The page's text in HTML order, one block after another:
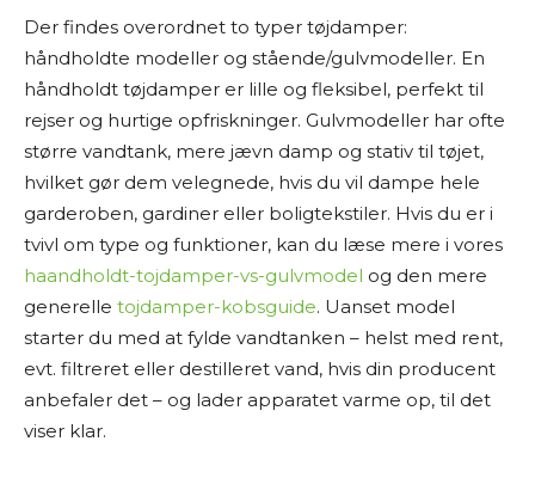
Der findes overordnet to typer tøjdamper:
håndholdte modeller og stående/gulvmodeller. En
håndholdt tøjdamper er lille og fleksibel, perfekt til
rejser og hurtige opfriskninger. Gulvmodeller har ofte
større vandtank, mere jævn damp og stativ til tøjet,
hvilket gør dem velegnede, hvis du vil dampe hele
garderoben, gardiner eller boligtekstiler. Hvis du er i
tvivl om type og funktioner, kan du læse mere i vores
haandholdt-tojdamper-vs-gulvmodel og den mere
generelle tojdamper-kobsguide. Uanset model
starter du med at fylde vandtanken – helst med rent,
evt. filtreret eller destilleret vand, hvis din producent
anbefaler det – og lader apparatet varme op, til det
viser klar.